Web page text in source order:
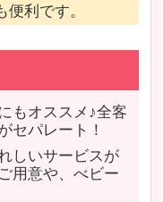
利です。
もオススメ♪全客
セパレート！
しいサービスが
用意や、べビー